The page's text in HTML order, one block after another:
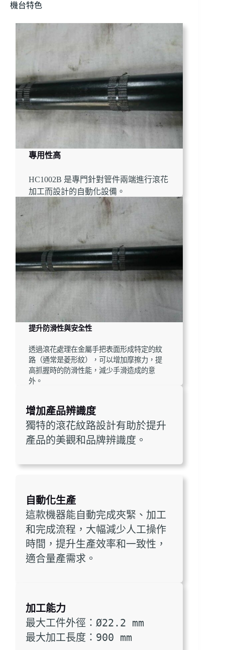
機台特色
專用性高
HC1002B 是專門針對管件兩端進行滾花
加工而設計的自動化設備。
提升防滑性與安全性
透過滾花處理在金屬手把表面形成特定的紋
路（通常是菱形紋），可以增加摩擦力，提
高抓握時的防滑性能，減少手滑造成的意
外。
增加產品辨識度
獨特的滾花紋路設計有助於提升
產品的美觀和品牌辨識度。
自動化生產
這款機器能自動完成夾緊、加工
和完成流程，大幅減少人工操作
時間，提升生產效率和一致性，
適合量產需求。
加工能力
最大工件外徑：Ø22.2 mm
最大加工長度：900 mm